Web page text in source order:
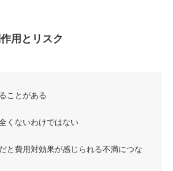
用とリスク
ことがある
くないわけではない
と費用対効果が感じられる不満につな